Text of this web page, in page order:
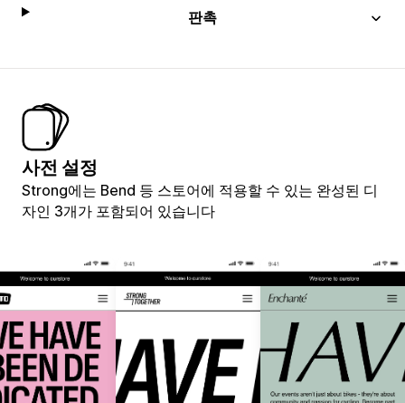
판촉
사전 설정
Strong에는 Bend 등 스토어에 적용할 수 있는 완성된 디
자인 3개가 포함되어 있습니다